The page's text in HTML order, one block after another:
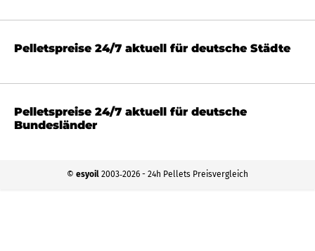
Pelletspreise 24/7 aktuell für deutsche Städte
Pelletspreise 24/7 aktuell für deutsche
Bundesländer
© esyoil 2003‐2026 - 24h Pellets Preisvergleich